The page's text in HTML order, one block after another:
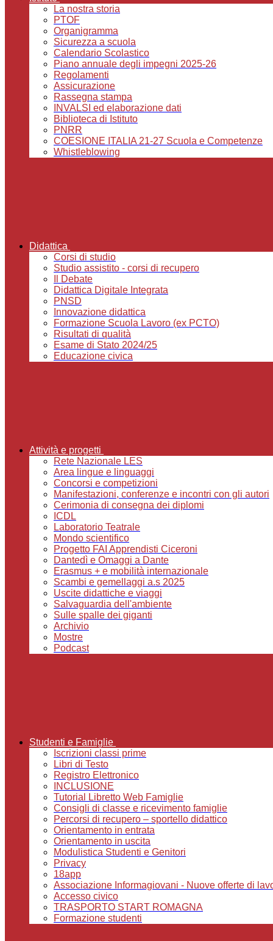
La nostra storia
PTOF
Organigramma
Sicurezza a scuola
Calendario Scolastico
Piano annuale degli impegni 2025-26
Regolamenti
Assicurazione
Rassegna stampa
INVALSI ed elaborazione dati
Biblioteca di Istituto
PNRR
COESIONE ITALIA 21-27 Scuola e Competenze
Whistleblowing
Didattica
Corsi di studio
Studio assistito - corsi di recupero
Il Debate
Didattica Digitale Integrata
PNSD
Innovazione didattica
Formazione Scuola Lavoro (ex PCTO)
Risultati di qualità
Esame di Stato 2024/25
Educazione civica
Attività e progetti
Rete Nazionale LES
Area lingue e linguaggi
Concorsi e competizioni
Manifestazioni, conferenze e incontri con gli autori
Cerimonia di consegna dei diplomi
ICDL
Laboratorio Teatrale
Mondo scientifico
Progetto FAI Apprendisti Ciceroni
Dantedì e Omaggi a Dante
Erasmus + e mobilità internazionale
Scambi e gemellaggi a.s 2025
Uscite didattiche e viaggi
Salvaguardia dell'ambiente
Sulle spalle dei giganti
Archivio
Mostre
Podcast
Studenti e Famiglie
Iscrizioni classi prime
Libri di Testo
Registro Elettronico
INCLUSIONE
Tutorial Libretto Web Famiglie
Consigli di classe e ricevimento famiglie
Percorsi di recupero – sportello didattico
Orientamento in entrata
Orientamento in uscita
Modulistica Studenti e Genitori
Privacy
18app
Associazione Informagiovani - Nuove offerte di
Accesso civico
TRASPORTO START ROMAGNA
Formazione studenti